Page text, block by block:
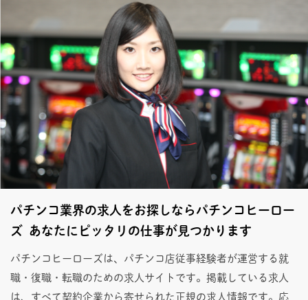
パチンコ業界の求人をお探しならパチンコヒーロー
ズ あなたにピッタリの仕事が見つかります
パチンコヒーローズは、パチンコ店従事経験者が運営する就
職・復職・転職のための求人サイトです。掲載している求人
は、すべて契約企業から寄せられた正規の求人情報です。応